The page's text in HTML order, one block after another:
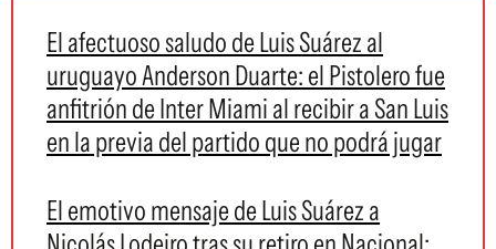
El afectuoso saludo de Luis Suárez al
uruguayo Anderson Duarte: el Pistolero fue
anfitrión de Inter Miami al recibir a San Luis
en la previa del partido que no podrá jugar
El emotivo mensaje de Luis Suárez a